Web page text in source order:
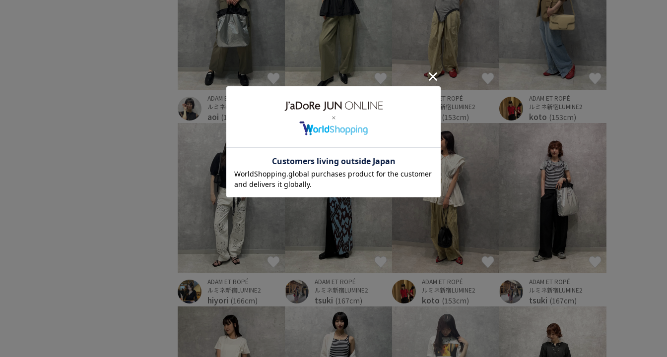
ADAM ET ROPÉ
ルミネ新宿LUMINE2
aoi (174cm)
ルミネ新宿LUMINE2
(174cm)
ADAM ET ROPÉ
ルミネ新宿LUMINE2
(153cm)
ADAM ET ROPÉ
ルミネ新宿LUMINE2
koto (153cm)
ADAM ET ROPÉ
ルミネ新宿LUMINE2
hiyori (166cm)
ADAM ET ROPÉ
ルミネ新宿LUMINE2
tsuki (167cm)
ADAM ET ROPÉ
ルミネ新宿LUMINE2
koto (153cm)
ADAM ET ROPÉ
ルミネ新宿LUMINE2
tsuki (167cm)